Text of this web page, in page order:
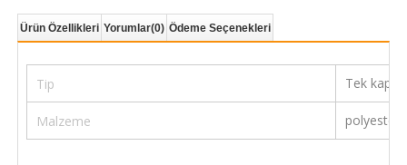
Ürün Özellikleri Yorumlar(0) Ödeme Seçenekleri
Tip Tek kapak
Malzeme polyester